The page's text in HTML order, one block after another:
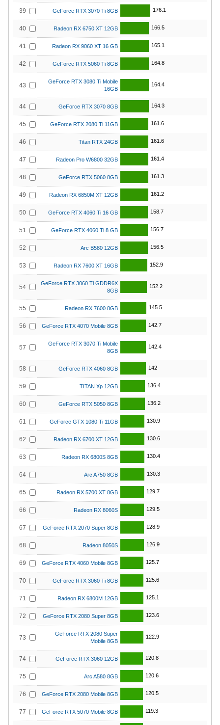
39 GeForce RTX 3070 Ti 8GB 176.1
40 Radeon RX 6750 XT 12GB 166.5
41 Radeon RX 9060 XT 16 GB 165.1
42 GeForce RTX 5060 Ti 8GB 164.8
43
GeForce RTX 3080 Ti Mobile
16GB
164.4
44 GeForce RTX 3070 8GB 164.3
45 GeForce RTX 2080 Ti 11GB 161.6
46 Titan RTX 24GB 161.6
47 Radeon Pro W6800 32GB 161.4
48 GeForce RTX 5060 8GB 161.3
49 Radeon RX 6850M XT 12GB 161.2
50 GeForce RTX 4060 Ti 16 GB 158.7
51 GeForce RTX 4060 Ti 8 GB 156.7
52 Arc B580 12GB 156.5
53 Radeon RX 7600 XT 16GB 152.9
54
GeForce RTX 3060 Ti GDDR6X
8GB
152.2
55 Radeon RX 7600 8GB 145.5
56 GeForce RTX 4070 Mobile 8GB 142.7
57
GeForce RTX 3070 Ti Mobile
8GB
142.4
58 GeForce RTX 4060 8GB 142
59 TITAN Xp 12GB 136.4
60 GeForce RTX 5050 8GB 136.2
61 GeForce GTX 1080 Ti 11GB 130.9
62 Radeon RX 6700 XT 12GB 130.6
63 Radeon RX 6800S 8GB 130.4
64 Arc A750 8GB 130.3
65 Radeon RX 5700 XT 8GB 129.7
66 Radeon RX 8060S 129.5
67 GeForce RTX 2070 Super 8GB 128.9
68 Radeon 8050S 126.9
69 GeForce RTX 4060 Mobile 8GB 125.7
70 GeForce RTX 3060 Ti 8GB 125.6
71 Radeon RX 6800M 12GB 125.1
72 GeForce RTX 2080 Super 8GB 123.6
73
GeForce RTX 2080 Super
Mobile 8GB
122.9
74 GeForce RTX 3060 12GB 120.8
75 Arc A580 8GB 120.6
76 GeForce RTX 2080 Mobile 8GB 120.5
77 GeForce RTX 5070 Mobile 8GB 119.3